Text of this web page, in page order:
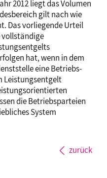
2012 liegt das Volumen
gilt nach wie
Das vorliegende Urteil
vollständige
hat, wenn in dem
eine Betriebs-
Leistungsentgelt
die Betriebsparteien
System
zurück